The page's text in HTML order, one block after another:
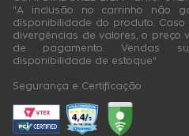
"A inclusão no carrinho não
disponibilidade do produto.
divergências de valores, o preço
de pagamento. Vendas
disponibilidade de estoque"
Segurança e Certificação